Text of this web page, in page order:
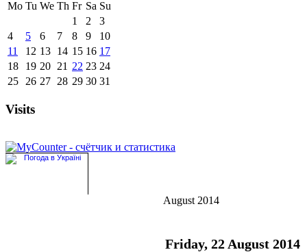
Mo Tu We Th Fr Sa Su
1
2
3
4
5 6 7 8 9
10
11
12 13 14 15 16 17
18
19 20 21 22 23 24
25
26 27 28 29 30 31
Visits
August 2014
Friday, 22 August 2014